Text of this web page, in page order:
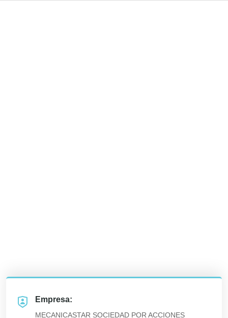
Empresa:
MECANICASTAR SOCIEDAD POR ACCIONES